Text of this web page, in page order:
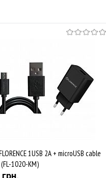
1USB 2A + microUSB cable
1020-KM)